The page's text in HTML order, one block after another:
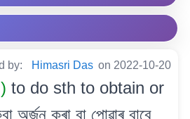
by: Himasri Das on 2022-10-20
to do sth to obtain or
কৰা বা পোৱাৰ বাবে